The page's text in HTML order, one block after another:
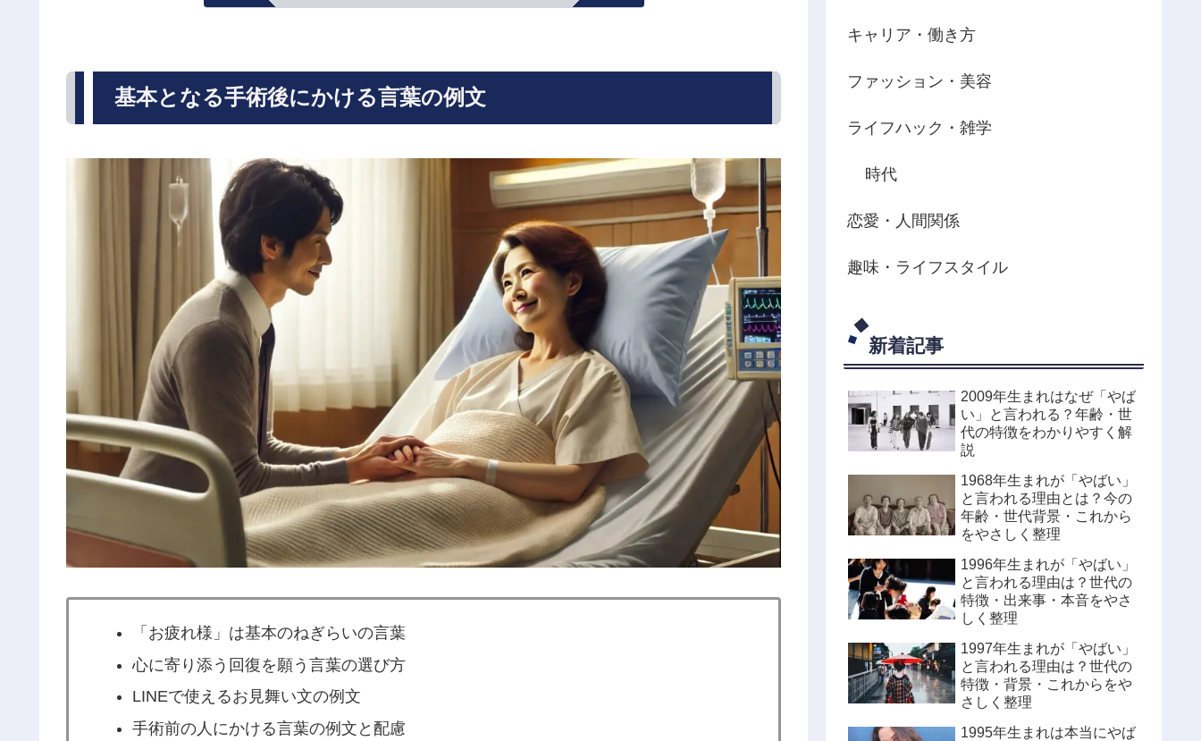
基本となる手術後にかける言葉の例文
「お疲れ様」は基本のねぎらいの言葉
心に寄り添う回復を願う言葉の選び方
LINEで使えるお見舞い文の例文
手術前の人にかける言葉の例文と配慮
キャリア・働き方
ファッション・美容
ライフハック・雑学
時代
恋愛・人間関係
趣味・ライフスタイル
新着記事
2009年生まれはなぜ「やば
い」と言われる？年齢・世
代の特徴をわかりやすく解
説
1968年生まれが「やばい」
と言われる理由とは？今の
年齢・世代背景・これから
をやさしく整理
1996年生まれが「やばい」
と言われる理由は？世代の
特徴・出来事・本音をやさ
しく整理
1997年生まれが「やばい」
と言われる理由は？世代の
特徴・背景・これからをや
さしく整理
1995年生まれは本当にやば